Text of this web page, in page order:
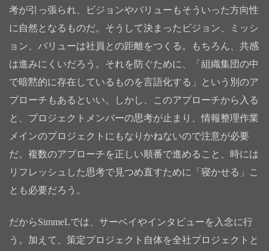
考が引っ張られ、ビジョンやバリューもそういった方向性
に自然となるものだ。そうして決まったビジョン、ミッシ
ョン、バリューは社員との距離をつくる。もちろん、共感
は進みにくいだろう。それを防ぐために、「組織集団の中
で暗黙的に存在しているものを言語化する」という別のア
プローチもあるといい。しかし、このアプローチから入る
と、プロジェクトメンバーの思考が止まり、情報整理作業
メインのプロジェクトにもなりかねないので注意が必要
だ。複数のアプローチを正しい順番で進めること、時には
リフレッシュした思考で見つめ直すために「寝かせる」こ
とも必要だろう。
だからSimmeLでは、サーベイやインタビューを入念に行
う。加えて、策定プロジェクト自体を全社プロジェクトと